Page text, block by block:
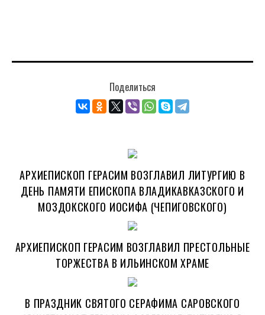
Поделиться
АРХИЕПИСКОП ГЕРАСИМ ВОЗГЛАВИЛ ЛИТУРГИЮ В
ДЕНЬ ПАМЯТИ ЕПИСКОПА ВЛАДИКАВКАЗСКОГО И
МОЗДОКСКОГО ИОСИФА (ЧЕПИГОВСКОГО)
АРХИЕПИСКОП ГЕРАСИМ ВОЗГЛАВИЛ ПРЕСТОЛЬНЫЕ
ТОРЖЕСТВА В ИЛЬИНСКОМ ХРАМЕ
В ПРАЗДНИК СВЯТОГО СЕРАФИМА САРОВСКОГО